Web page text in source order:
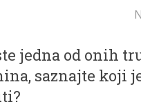
jedna od onih
saznajte koji